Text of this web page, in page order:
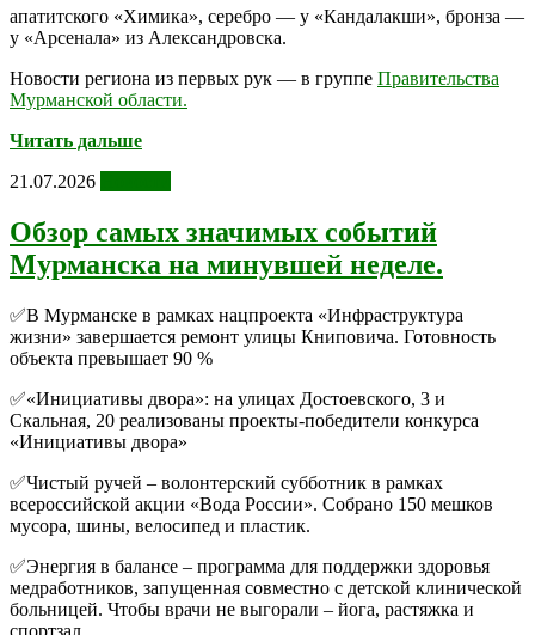
апатитского «Химика», серебро — у «Кандалакши», бронза —
у «Арсенала» из Александровска.
Новости региона из первых рук — в группе Правительства
Мурманской области.
Читать дальше
21.07.2026
Обзор самых значимых событий
Мурманска на минувшей неделе.
✅В Мурманске в рамках нацпроекта «Инфраструктура
жизни» завершается ремонт улицы Книповича. Готовность
объекта превышает 90 %
✅«Инициативы двора»: на улицах Достоевского, 3 и
Скальная, 20 реализованы проекты-победители конкурса
«Инициативы двора»
✅Чистый ручей – волонтерский субботник в рамках
всероссийской акции «Вода России». Собрано 150 мешков
мусора, шины, велосипед и пластик.
✅Энергия в балансе – программа для поддержки здоровья
медработников, запущенная совместно с детской клинической
больницей. Чтобы врачи не выгорали – йога, растяжка и